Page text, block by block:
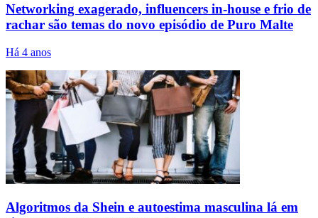
Networking exagerado, influencers in-house e frio de
rachar são temas do novo episódio de Puro Malte
Há 4 anos
Algoritmos da Shein e autoestima masculina lá em